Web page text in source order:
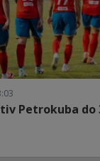
Petrokuba do